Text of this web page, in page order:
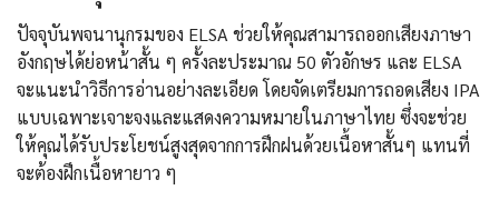
ปัจจุบันพจนานุกรมของ ELSA ช่วยให้คุณสามารถออกเสียงภาษา
อังกฤษได้ย่อหน้าสั้น ๆ ครั้งละประมาณ 50 ตัวอักษร และ ELSA
จะแนะนำวิธีการอ่านอย่างละเอียด โดยจัดเตรียมการถอดเสียง IPA
แบบเฉพาะเจาะจงและแสดงความหมายในภาษาไทย ซึ่งจะช่วย
ให้คุณได้รับประโยชน์สูงสุดจากการฝึกฝนด้วยเนื้อหาสั้นๆ แทนที่
จะต้องฝึกเนื้อหายาว ๆ